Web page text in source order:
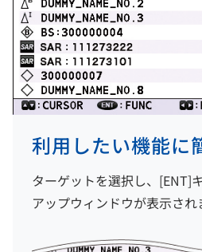
利用したい機能に
ターゲットを選択し、[ENT]
アップウィンドウが表示され